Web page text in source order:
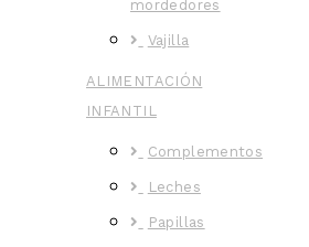
mordedores
Vajilla
ALIMENTACIÓN
INFANTIL
Complementos
Leches
Papillas